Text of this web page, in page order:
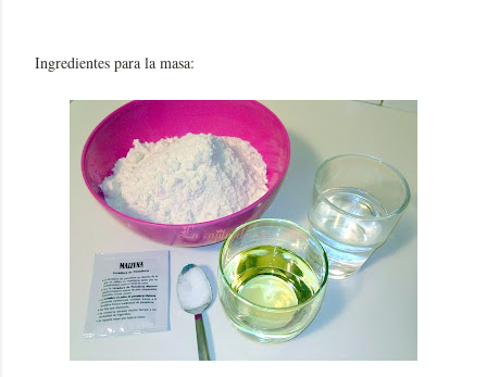
Ingredientes para la masa: